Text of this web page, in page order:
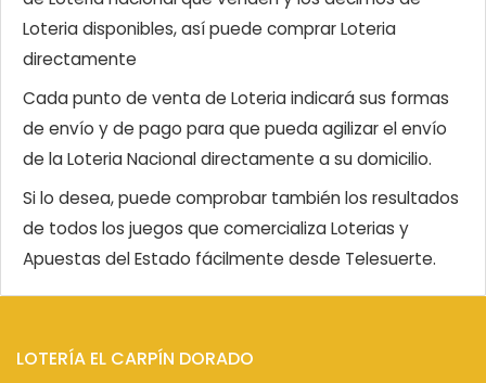
Loteria disponibles, así puede comprar Loteria
directamente
Cada punto de venta de Loteria indicará sus formas
de envío y de pago para que pueda agilizar el envío
de la Loteria Nacional directamente a su domicilio.
Si lo desea, puede comprobar también los resultados
de todos los juegos que comercializa Loterias y
Apuestas del Estado fácilmente desde Telesuerte.
LOTERÍA EL CARPÍN DORADO